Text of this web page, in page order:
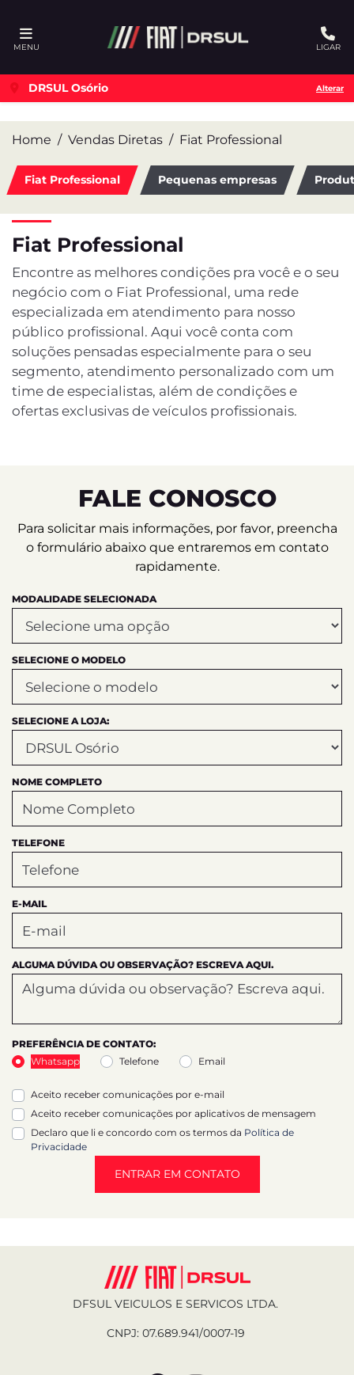
MENU LIGAR
DRSUL Osório Alterar
Home Vendas Diretas Fiat Professional
Fiat Professional Pequenas empresas
Fiat Professional
Encontre as melhores condições pra você e o seu
negócio com o Fiat Professional, uma rede
especializada em atendimento para nosso
público profissional. Aqui você conta com
soluções pensadas especialmente para o seu
segmento, atendimento personalizado com um
time de especialistas, além de condições e
ofertas exclusivas de veículos profissionais.
FALE CONOSCO
Para solicitar mais informações, por favor, preencha
o formulário abaixo que entraremos em contato
rapidamente.
MODALIDADE SELECIONADA
SELECIONE O MODELO
SELECIONE A LOJA:
NOME COMPLETO
TELEFONE
E-MAIL
ALGUMA DÚVIDA OU OBSERVAÇÃO? ESCREVA AQUI.
PREFERÊNCIA DE CONTATO:
Whatsapp
Telefone Email
Aceito receber comunicações por e-mail
Aceito receber comunicações por aplicativos de mensagem
Declaro que li e concordo com os termos da Política de
Privacidade
ENTRAR EM CONTATO
DFSUL VEICULOS E SERVICOS LTDA.
CNPJ: 07.689.941/0007-19